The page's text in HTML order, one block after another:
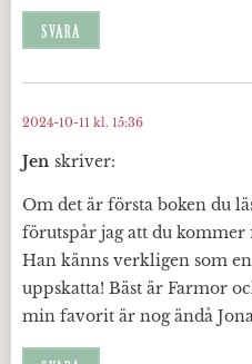
SVARA
Jen skriver:
2024-10-11 kl. 15:36
Om det är första boken du
förutspår jag att du kommer
Han känns verkligen som
uppskatta! Bäst är Farmor
min favorit är nog ändå